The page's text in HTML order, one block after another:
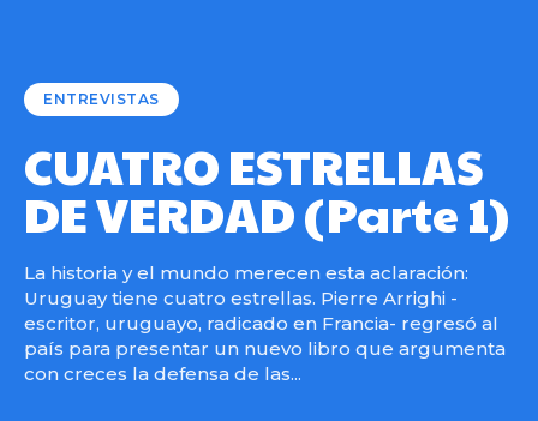
ENTREVISTAS
CUATRO ESTRELLAS
DE VERDAD (Parte 1)
La historia y el mundo merecen esta aclaración:
Uruguay tiene cuatro estrellas. Pierre Arrighi -
escritor, uruguayo, radicado en Francia- regresó al
país para presentar un nuevo libro que argumenta
con creces la defensa de las...